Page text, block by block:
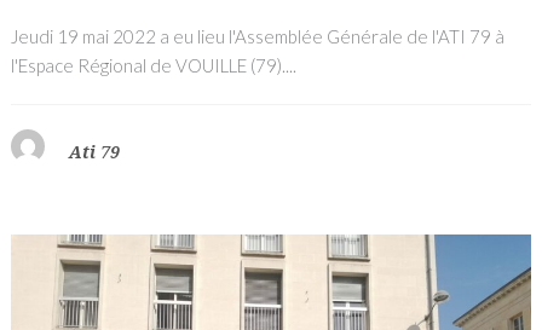
Jeudi 19 mai 2022 a eu lieu l'Assemblée Générale de l'ATI 79 à
l'Espace Régional de VOUILLE (79)....
Ati 79